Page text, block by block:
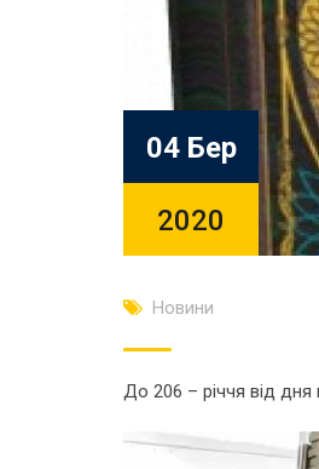
04 Бер
2020
Новини
До 206 – річчя від
Відеопрогравач